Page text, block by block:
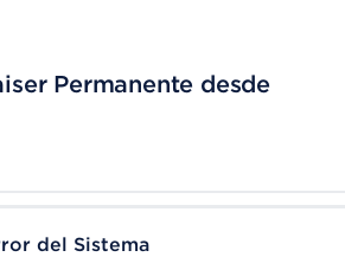
Permanente desde
del Sistema